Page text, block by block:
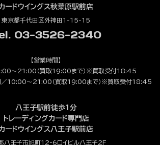
ードウイングス秋葉原駅前店
東京都千代田区外神田1-15-15
03-3526-2340
【営業時間】
～21:00（買取19:00まで）※買取受付18:45
日／10:00～21:00（買取19:00まで）※買取受付18:45
八王子駅前徒歩1分
トレーディングカード専門店
ードウイングス八王子駅前店
八王子市旭町12-6ロイビル八王子2F